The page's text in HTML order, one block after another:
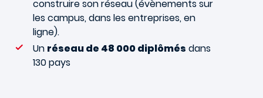
construire son réseau (évènements sur
les campus, dans les entreprises, en
ligne).
Un réseau de 48 000 diplômés dans
130 pays